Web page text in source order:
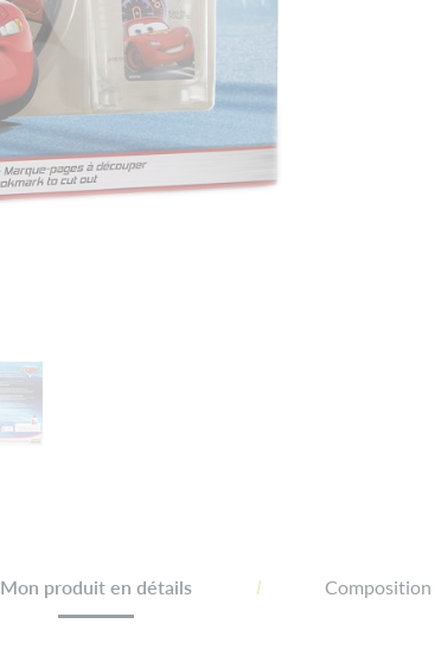
Mon produit en détails Composition